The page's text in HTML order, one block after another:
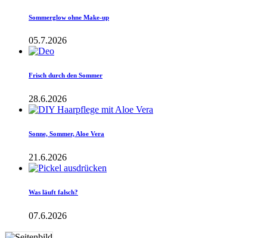
Sommerglow ohne Make-up
05.7.2026
Frisch durch den Sommer
28.6.2026
Sonne, Sommer, Aloe Vera
21.6.2026
Was läuft falsch?
07.6.2026